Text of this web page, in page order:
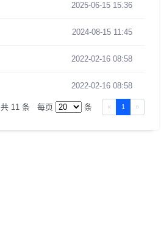
2025-06-15 15:36
2024-08-15 11:45
2022-02-16 08:58
2022-02-16 08:58
共 11 条 每页 条 « 1 »